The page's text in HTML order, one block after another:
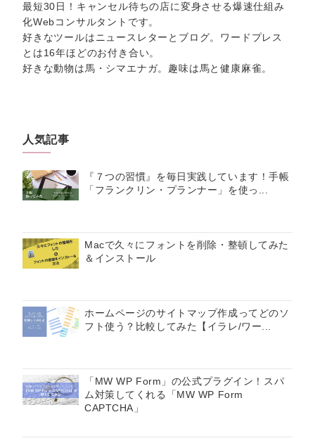
最短30日！キャンセル待ちの店に変身させる爆速仕組み
化Webコンサルタントです。
好きなツールはニュースレターとブログ。ワードプレス
とは16年ほどのお付き合い。
好きな動物は馬・シマエナガ。趣味は馬と健康麻雀。
人気記事
『７つの習慣』を毎日実践しています！手帳
「フランクリン・プランナー」を使っ...
Macで久々にフォントを削除・整頓してみた
＆インストール
ホームページのサイトマップ作成ってどのソ
フト使う？比較してみた【イラレ/ワー...
「MW WP Form」の公式プラグイン！スパ
ム対策してくれる「MW WP Form
CAPTCHA」